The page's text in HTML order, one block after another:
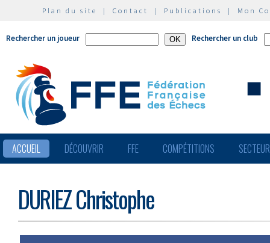
Plan du site | Contact | Publications | Mon
Rechercher un joueur Rechercher un club
ACCUEIL DÉCOUVRIR FFE COMPÉTITIONS
DURIEZ Christophe